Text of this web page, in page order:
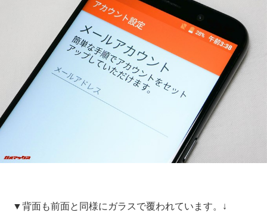
▼背面も前面と同様にガラスで覆われています。↓